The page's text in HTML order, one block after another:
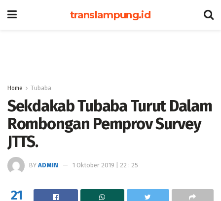
translampung.id
Home Tubaba
Sekdakab Tubaba Turut Dalam
Rombongan Pemprov Survey
JTTS.
BY ADMIN 1 Oktober 2019 | 22 : 25
21